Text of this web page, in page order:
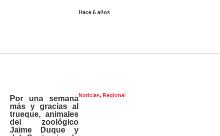
Hace 6 años
Noticias, Regional
Por una semana
más y gracias al
trueque, animales
del zoológico
Jaime Duque y